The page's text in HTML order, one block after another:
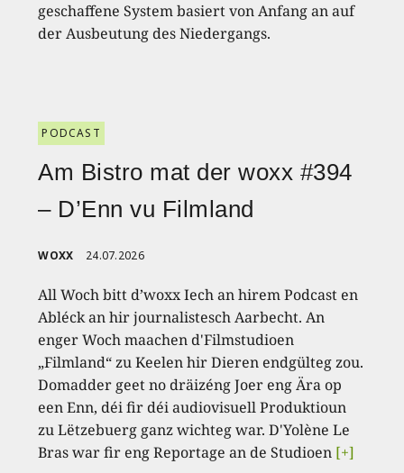
geschaffene System basiert von Anfang an auf
der Ausbeutung des Niedergangs.
PODCAST
Am Bistro mat der woxx #394
– D’Enn vu Filmland
WOXX 24.07.2026
All Woch bitt d’woxx Iech an hirem Podcast en
Abléck an hir journalistesch Aarbecht. An
enger Woch maachen d'Filmstudioen
„Filmland“ zu Keelen hir Dieren endgülteg zou.
Domadder geet no dräizéng Joer eng Ära op
een Enn, déi fir déi audiovisuell Produktioun
zu Lëtzebuerg ganz wichteg war. D'Yolène Le
Bras war fir eng Reportage an de Studioen [+]